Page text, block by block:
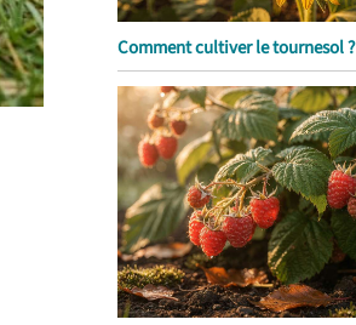
Comment cultiver le tournesol ?